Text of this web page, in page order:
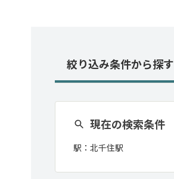
絞り込み条件から探す
現在の検索条件
駅： 北千住駅